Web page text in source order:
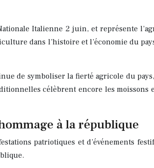
Italienne 2 juin, et représente
dans l’histoire et l’économie du
de symboliser la fierté agricole du
célèbrent encore les
à la république
patriotiques et d’événements